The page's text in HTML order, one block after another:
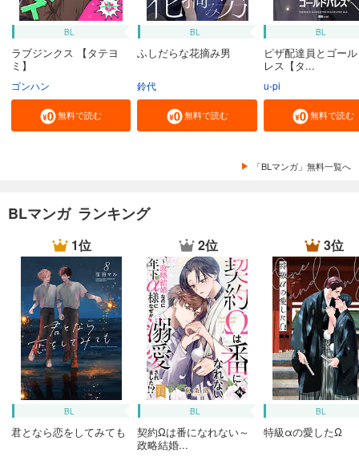
BL
ラブジンクス 【タテヨ
ミ】
ゴンハン
無料で読む
BL
ふしだらな花摘み男
鈴代
無料で読む
BL
ピザ配達員とゴー
レス【タ...
u-pi
無料で読む
「BLマンガ」無料一覧へ
BLマンガ ランキング
1位
BL
君となら恋をしてみても
2位
BL
契約Ωは番になれない～
政略結婚...
3位
BL
特級αの愛したΩ